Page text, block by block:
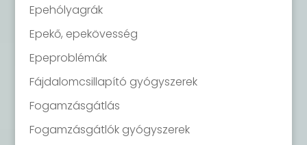
Epehólyagrák
Epekő, epekövesség
Epeproblémák
Fájdalomcsillapító gyógyszerek
Fogamzásgátlás
Fogamzásgátlók gyógyszerek